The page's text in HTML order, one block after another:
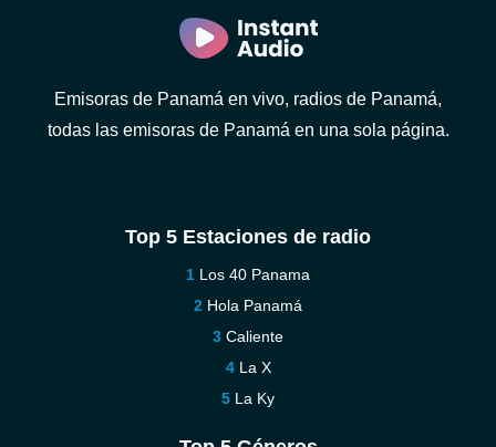
Emisoras de Panamá en vivo, radios de Panamá,
todas las emisoras de Panamá en una sola página.
Top 5 Estaciones de radio
Los 40 Panama
Hola Panamá
Caliente
La X
La Ky